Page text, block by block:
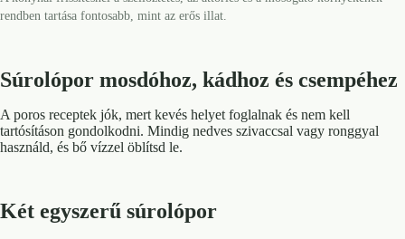
rendben tartása fontosabb, mint az erős illat.
Súrolópor mosdóhoz, kádhoz és csempéhez
A poros receptek jók, mert kevés helyet foglalnak és nem kell
tartósításon gondolkodni. Mindig nedves szivaccsal vagy ronggyal
használd, és bő vízzel öblítsd le.
Két egyszerű súrolópor